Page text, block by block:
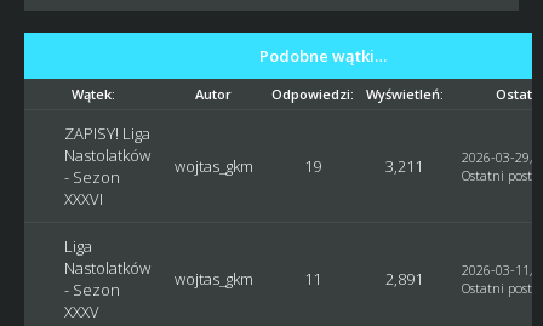
Podobne wątki…
Wątek: Autor Odpowiedzi: Wyświetleń:
ZAPISY! Liga
Nastolatków
- Sezon
XXXVI
wojtas_gkm 19 3,211
2026-03-29,
Ostatni post:
Liga
Nastolatków
- Sezon
XXXV
wojtas_gkm 11 2,891
2026-03-11,
Ostatni post: